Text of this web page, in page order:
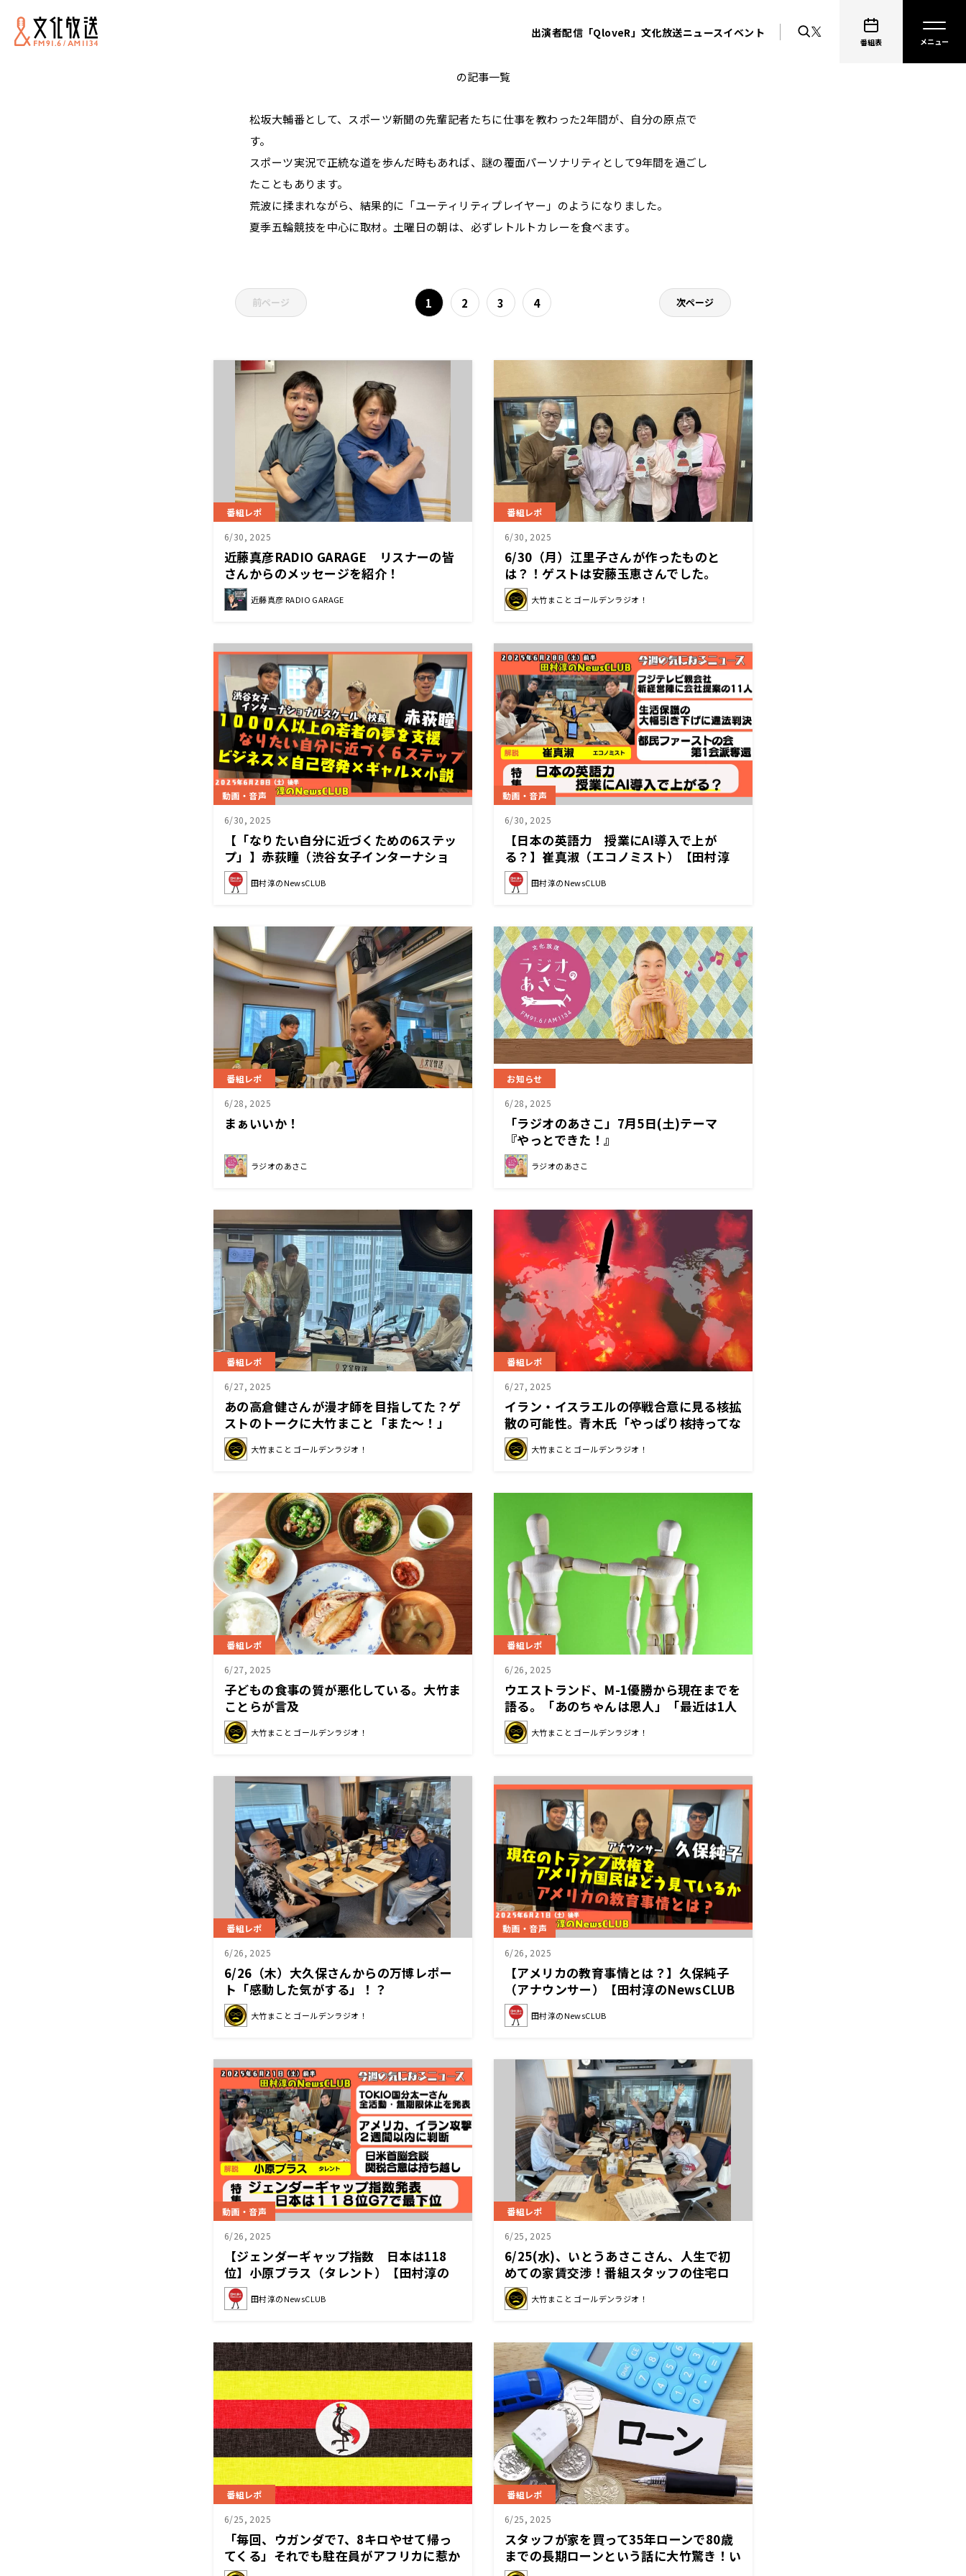
出演者配信「QloveR」文化放送ニュースイベント
番組表
砂山圭大郎
の記事一覧
松坂大輔番として、スポーツ新聞の先輩記者たちに仕事を教わった2年間が、自分の原点で
す。
スポーツ実況で正統な道を歩んだ時もあれば、謎の覆面パーソナリティとして9年間を過ごし
たこともあります。
荒波に揉まれながら、結果的に「ユーティリティプレイヤー」のようになりました。
夏季五輪競技を中心に取材。土曜日の朝は、必ずレトルトカレーを食べます。
前ページ 1 2 3 4 次ページ
番組レポ
6/30, 2025
近藤真彦RADIO GARAGE リスナーの皆
さんからのメッセージを紹介！
近藤真彦 RADIO GARAGE
番組レポ
6/30, 2025
6/30（月）江里子さんが作ったものと
は？！ゲストは安藤玉恵さんでした。
大竹まこと ゴールデンラジオ！
動画・音声
6/30, 2025
【「なりたい自分に近づくための6ステッ
プ」】赤荻瞳（渋谷女子インターナショ
ナルスクール校長）【田村淳の
NewsCLUB 2025年6月28日後半】
田村淳のNewsCLUB
動画・音声
6/30, 2025
【日本の英語力 授業にAI導入で上が
る？】崔真淑（エコノミスト）【田村淳
のNewsCLUB 2025年6月28日前半】
田村淳のNewsCLUB
番組レポ
6/28, 2025
まぁいいか！
ラジオのあさこ
お知らせ
6/28, 2025
「ラジオのあさこ」7月5日(土)テーマ
『やっとできた！』
ラジオのあさこ
番組レポ
6/27, 2025
あの高倉健さんが漫才師を目指してた？ゲ
ストのトークに大竹まこと「また～！」
大竹まこと ゴールデンラジオ！
番組レポ
6/27, 2025
イラン・イスラエルの停戦合意に見る核拡
散の可能性。青木氏「やっぱり核持ってな
いとやられちゃうんだ。というふうにな
る」 大竹まこと ゴールデンラジオ！
番組レポ
6/27, 2025
子どもの食事の質が悪化している。大竹ま
ことらが言及
大竹まこと ゴールデンラジオ！
番組レポ
6/26, 2025
ウエストランド、M-1優勝から現在までを
語る。「あのちゃんは恩人」「最近は1人
で出演」
大竹まこと ゴールデンラジオ！
番組レポ
6/26, 2025
6/26（木）大久保さんからの万博レポー
ト「感動した気がする」！？
大竹まこと ゴールデンラジオ！
動画・音声
6/26, 2025
【アメリカの教育事情とは？】久保純子
（アナウンサー）【田村淳のNewsCLUB
2025年6月21日後半】
田村淳のNewsCLUB
動画・音声
6/26, 2025
【ジェンダーギャップ指数 日本は118
位】小原ブラス（タレント）【田村淳の
NewsCLUB 2025年6月21日前半】
田村淳のNewsCLUB
番組レポ
6/25, 2025
6/25(水)、いとうあさこさん、人生で初
めての家賃交渉！番組スタッフの住宅ロ
ーン金利も上昇中！建物は古くなるのに、
かかるお金は増えていく！？
大竹まこと ゴールデンラジオ！
番組レポ
6/25, 2025
「毎回、ウガンダで7、8キロやせて帰っ
てくる」それでも駐在員がアフリカに惹か
れる理由
番組レポ
6/25, 2025
スタッフが家を買って35年ローンで80歳
までの長期ローンという話に大竹驚き！い
とうあさこも家賃でひと悶着！？